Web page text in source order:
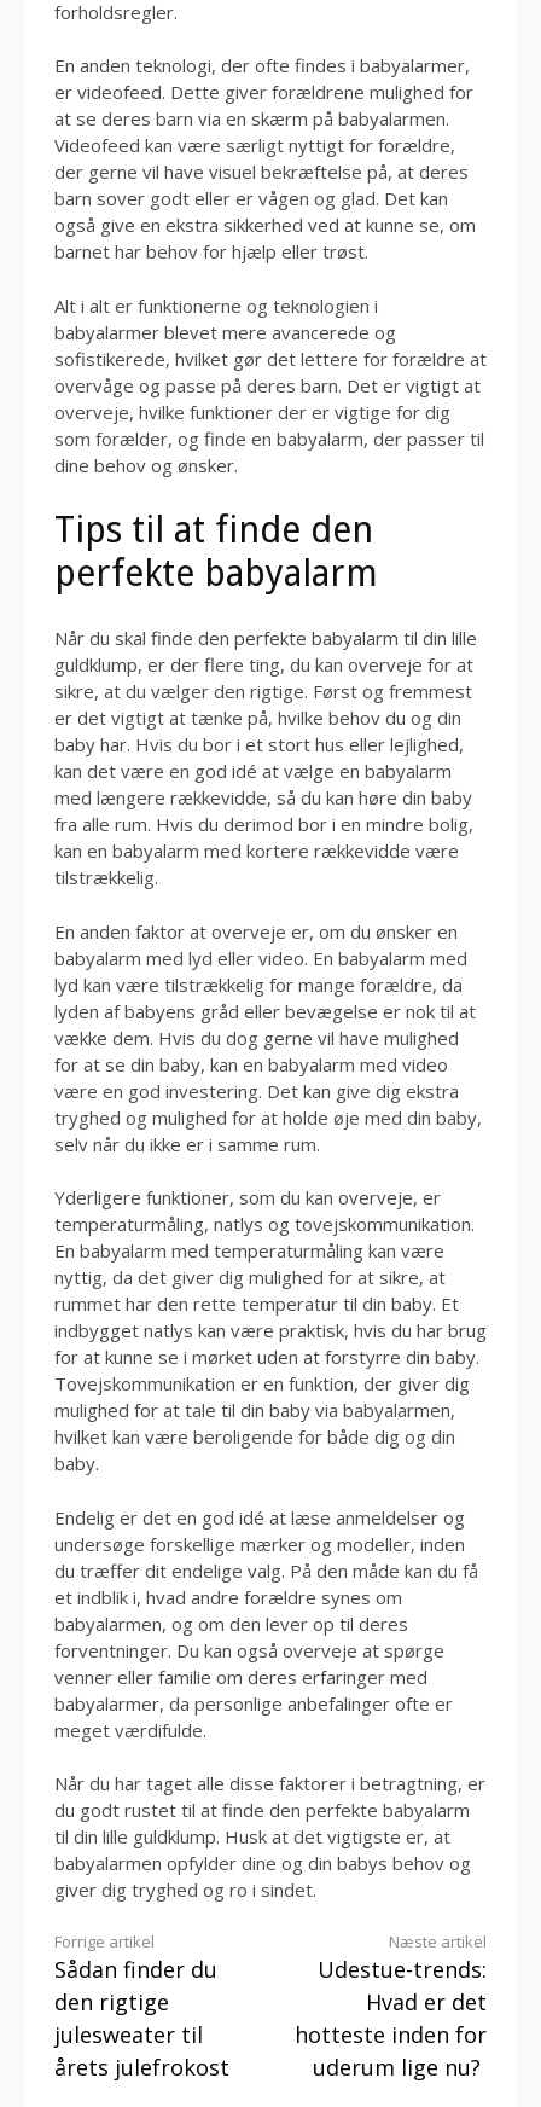
forholdsregler.
En anden teknologi, der ofte findes i babyalarmer,
er videofeed. Dette giver forældrene mulighed for
at se deres barn via en skærm på babyalarmen.
Videofeed kan være særligt nyttigt for forældre,
der gerne vil have visuel bekræftelse på, at deres
barn sover godt eller er vågen og glad. Det kan
også give en ekstra sikkerhed ved at kunne se, om
barnet har behov for hjælp eller trøst.
Alt i alt er funktionerne og teknologien i
babyalarmer blevet mere avancerede og
sofistikerede, hvilket gør det lettere for forældre at
overvåge og passe på deres barn. Det er vigtigt at
overveje, hvilke funktioner der er vigtige for dig
som forælder, og finde en babyalarm, der passer til
dine behov og ønsker.
Tips til at finde den
perfekte babyalarm
Når du skal finde den perfekte babyalarm til din lille
guldklump, er der flere ting, du kan overveje for at
sikre, at du vælger den rigtige. Først og fremmest
er det vigtigt at tænke på, hvilke behov du og din
baby har. Hvis du bor i et stort hus eller lejlighed,
kan det være en god idé at vælge en babyalarm
med længere rækkevidde, så du kan høre din baby
fra alle rum. Hvis du derimod bor i en mindre bolig,
kan en babyalarm med kortere rækkevidde være
tilstrækkelig.
En anden faktor at overveje er, om du ønsker en
babyalarm med lyd eller video. En babyalarm med
lyd kan være tilstrækkelig for mange forældre, da
lyden af babyens gråd eller bevægelse er nok til at
vække dem. Hvis du dog gerne vil have mulighed
for at se din baby, kan en babyalarm med video
være en god investering. Det kan give dig ekstra
tryghed og mulighed for at holde øje med din baby,
selv når du ikke er i samme rum.
Yderligere funktioner, som du kan overveje, er
temperaturmåling, natlys og tovejskommunikation.
En babyalarm med temperaturmåling kan være
nyttig, da det giver dig mulighed for at sikre, at
rummet har den rette temperatur til din baby. Et
indbygget natlys kan være praktisk, hvis du har brug
for at kunne se i mørket uden at forstyrre din baby.
Tovejskommunikation er en funktion, der giver dig
mulighed for at tale til din baby via babyalarmen,
hvilket kan være beroligende for både dig og din
baby.
Endelig er det en god idé at læse anmeldelser og
undersøge forskellige mærker og modeller, inden
du træffer dit endelige valg. På den måde kan du få
et indblik i, hvad andre forældre synes om
babyalarmen, og om den lever op til deres
forventninger. Du kan også overveje at spørge
venner eller familie om deres erfaringer med
babyalarmer, da personlige anbefalinger ofte er
meget værdifulde.
Når du har taget alle disse faktorer i betragtning, er
du godt rustet til at finde den perfekte babyalarm
til din lille guldklump. Husk at det vigtigste er, at
babyalarmen opfylder dine og din babys behov og
giver dig tryghed og ro i sindet.
Læs
videre
Forrige artikel
Sådan finder du
den rigtige
julesweater til
årets julefrokost
Næste artikel
Udestue-trends:
Hvad er det
hotteste inden for
uderum lige nu?